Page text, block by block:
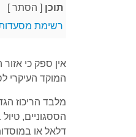
תוכן [ הסתר]
רשימת
אין ספק כי
המוקד העיקרי
מלבד הריכוז
הססגוניים,
דלאל או